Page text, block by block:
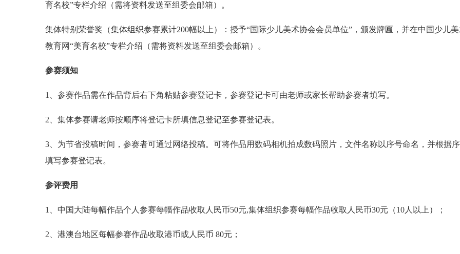
育名校”专栏介绍（需将资料发送至组委会邮箱）。
集体特别荣誉奖（集体组织参赛累计200幅以上）：授予“国际少儿美术协会会员单位”，颁发牌匾，并在中国少儿
教育网“美育名校”专栏介绍（需将资料发送至组委会邮箱）。
参赛须知
1、参赛作品需在作品背后右下角粘贴参赛登记卡，参赛登记卡可由老师或家长帮助参赛者填写。
2、集体参赛请老师按顺序将登记卡所填信息登记至参赛登记表。
3、为节省投稿时间，参赛者可通过网络投稿。可将作品用数码相机拍成数码照片，文件名称以序号命名，并根据
填写参赛登记表。
参评费用
1、中国大陆每幅作品个人参赛每幅作品收取人民币50元,集体组织参赛每幅作品收取人民币30元（10人以上）；
2、港澳台地区每幅参赛作品收取港币或人民币 80元；